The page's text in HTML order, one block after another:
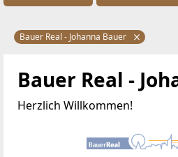
Bauer Real - Johanna Bauer
Bauer Real -
Herzlich Willkommen!